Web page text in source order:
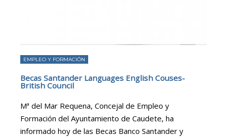
EMPLEO Y FORMACIÓN
Becas Santander Languages English Couses-
British Council
Mª del Mar Requena, Concejal de Empleo y
Formación del Ayuntamiento de Caudete, ha
informado hoy de las Becas Banco Santander y